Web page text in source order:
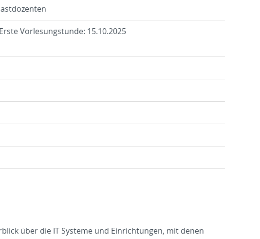
Vor­lesungstunde: 15.10.2025
über die IT Sys­teme und Ein­rich­tun­gen, mit denen